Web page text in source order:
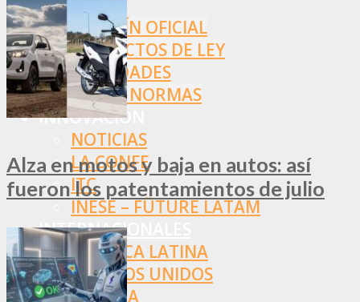
SRT
BOLETÍN OFICIAL
PROYECTOS DE LEY
SOCIEDADES
OTRAS NORMAS
INNOVACIÓN
NOTICIAS
LA CONFE
ITC
INESE – FÜTURE LATAM
INTERNACIONALES
AMÉRICA LATINA
ESTADOS UNIDOS
EUROPA
Alza en motos y baja en autos: así
fueron los patentamientos de julio